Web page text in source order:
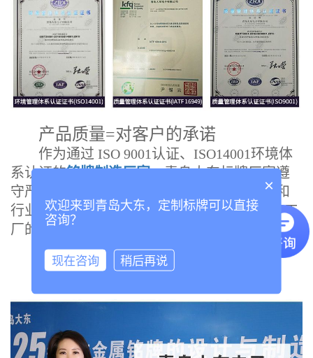
产品质量=对客户的承诺
作为通过 ISO 9001认证、ISO14001环境体
系认证的铭牌制造厂家，青岛大东标牌厂家遵
守严格的合规性准则，以确保我们符合质量和
行业标准。ISO认证使您放心，我们符合制造工
厂的所有ISO要求。
×
欢迎来到青岛大东，定制标牌可以直接
咨询？
现在咨询 稍后再说